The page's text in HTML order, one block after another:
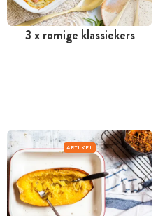
3 x romige klassiekers
ARTIKEL